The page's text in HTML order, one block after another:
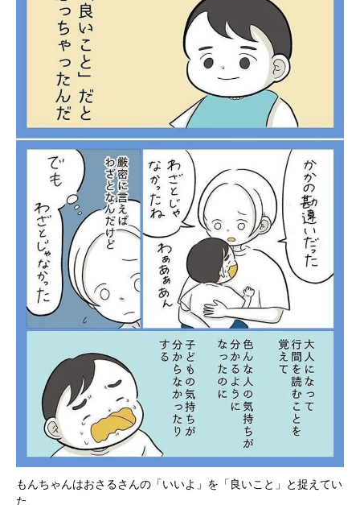
もんちゃんはおさるさんの「いいよ」を「良いこと」と捉えてい
た